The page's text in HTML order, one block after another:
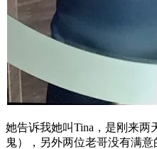
她告诉我她叫Tina，是刚来两
鬼），另外两位老哥没有满